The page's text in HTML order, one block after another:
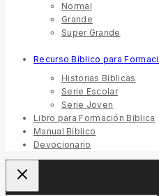
Normal
Grande
Super Grande
Recurso Bíblico para
Historias Bíblicas
Serie Escolar
Serie Joven
Libro para Formación Bíblica
Manual Bíblico
Devocionario